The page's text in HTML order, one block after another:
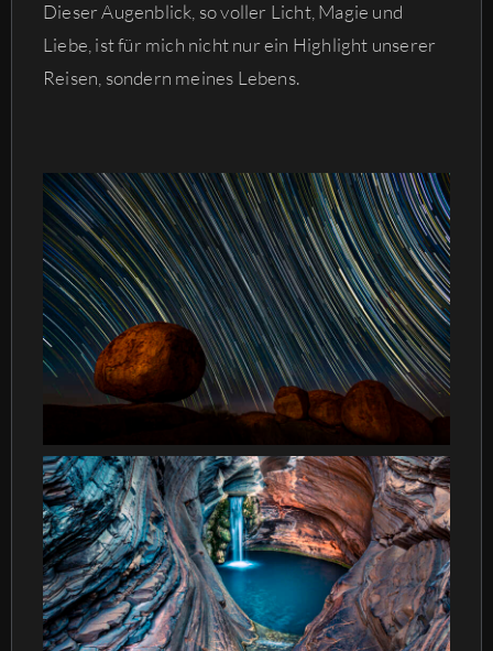
Dieser Augenblick, so voller Licht, Magie und
Liebe, ist für mich nicht nur ein Highlight unserer
Reisen, sondern meines Lebens.